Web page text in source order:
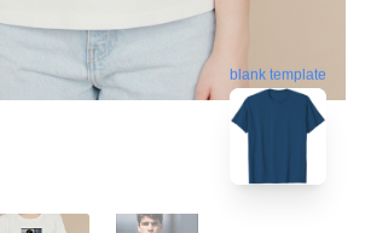
blank template